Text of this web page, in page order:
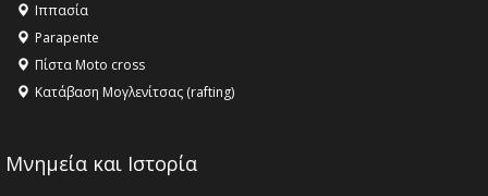
Ιππασία
Parapente
Πίστα Moto cross
Κατάβαση Μογλενίτσας (rafting)
Μνημεία και Ιστορία